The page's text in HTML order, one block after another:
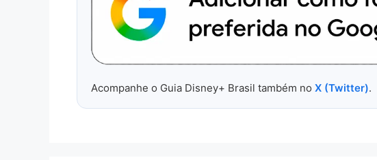
Acompanhe o Guia Disney+ Brasil também no X (Twitter).